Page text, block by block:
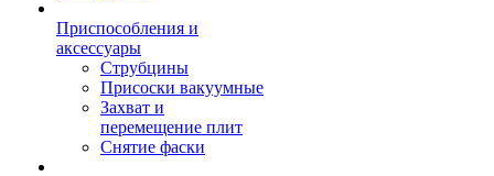
Приспособления и
аксессуары
Струбцины
Присоски вакуумные
Захват и
перемещение плит
Снятие фаски